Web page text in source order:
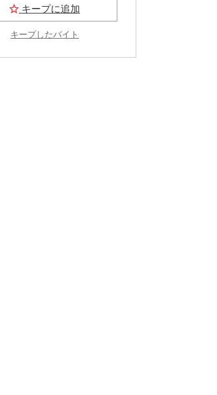
キープに追加
キープしたバイト